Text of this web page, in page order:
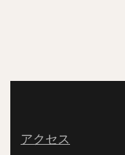
アクセス